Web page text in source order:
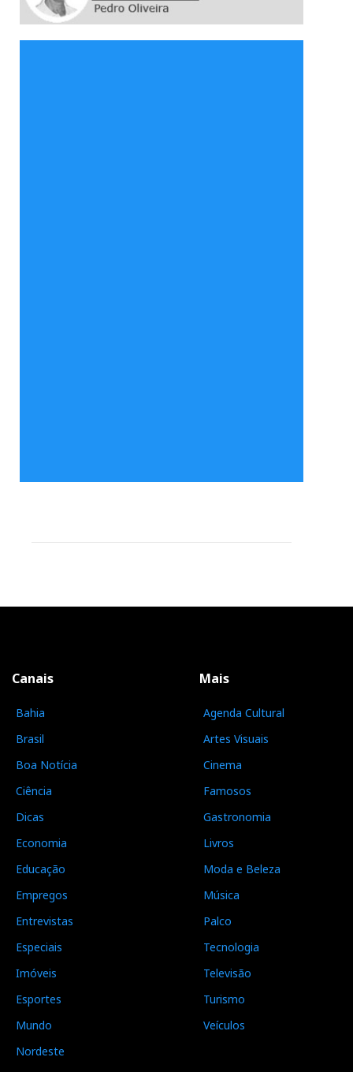
Canais
Bahia
Brasil
Boa Notícia
Ciência
Dicas
Economia
Educação
Empregos
Entrevistas
Especiais
Imóveis
Esportes
Mundo
Nordeste
Mais
Agenda Cultural
Artes Visuais
Cinema
Famosos
Gastronomia
Livros
Moda e Beleza
Música
Palco
Tecnologia
Televisão
Turismo
Veículos